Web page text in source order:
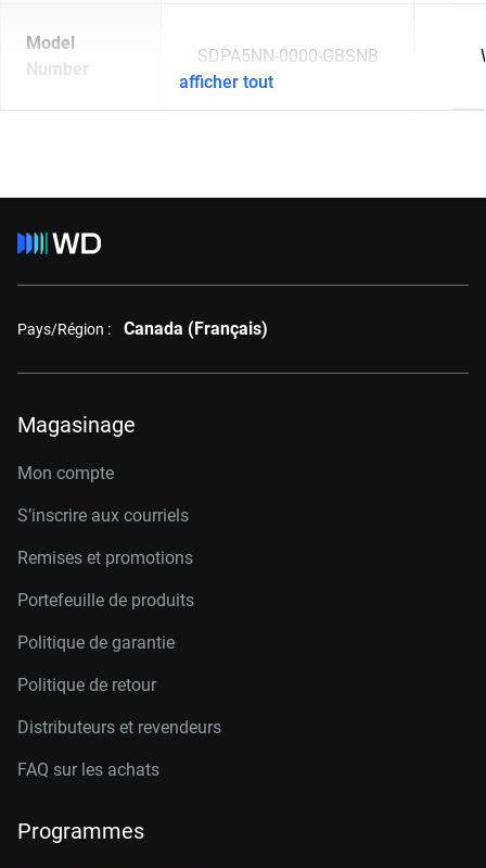
Model
Number
SDPA5NN-0000-GBSNB
afficher tout
Pays/Région : Canada (Français)
Magasinage
Mon compte
S’inscrire aux courriels
Remises et promotions
Portefeuille de produits
Politique de garantie
Politique de retour
Distributeurs et revendeurs
FAQ sur les achats
Programmes